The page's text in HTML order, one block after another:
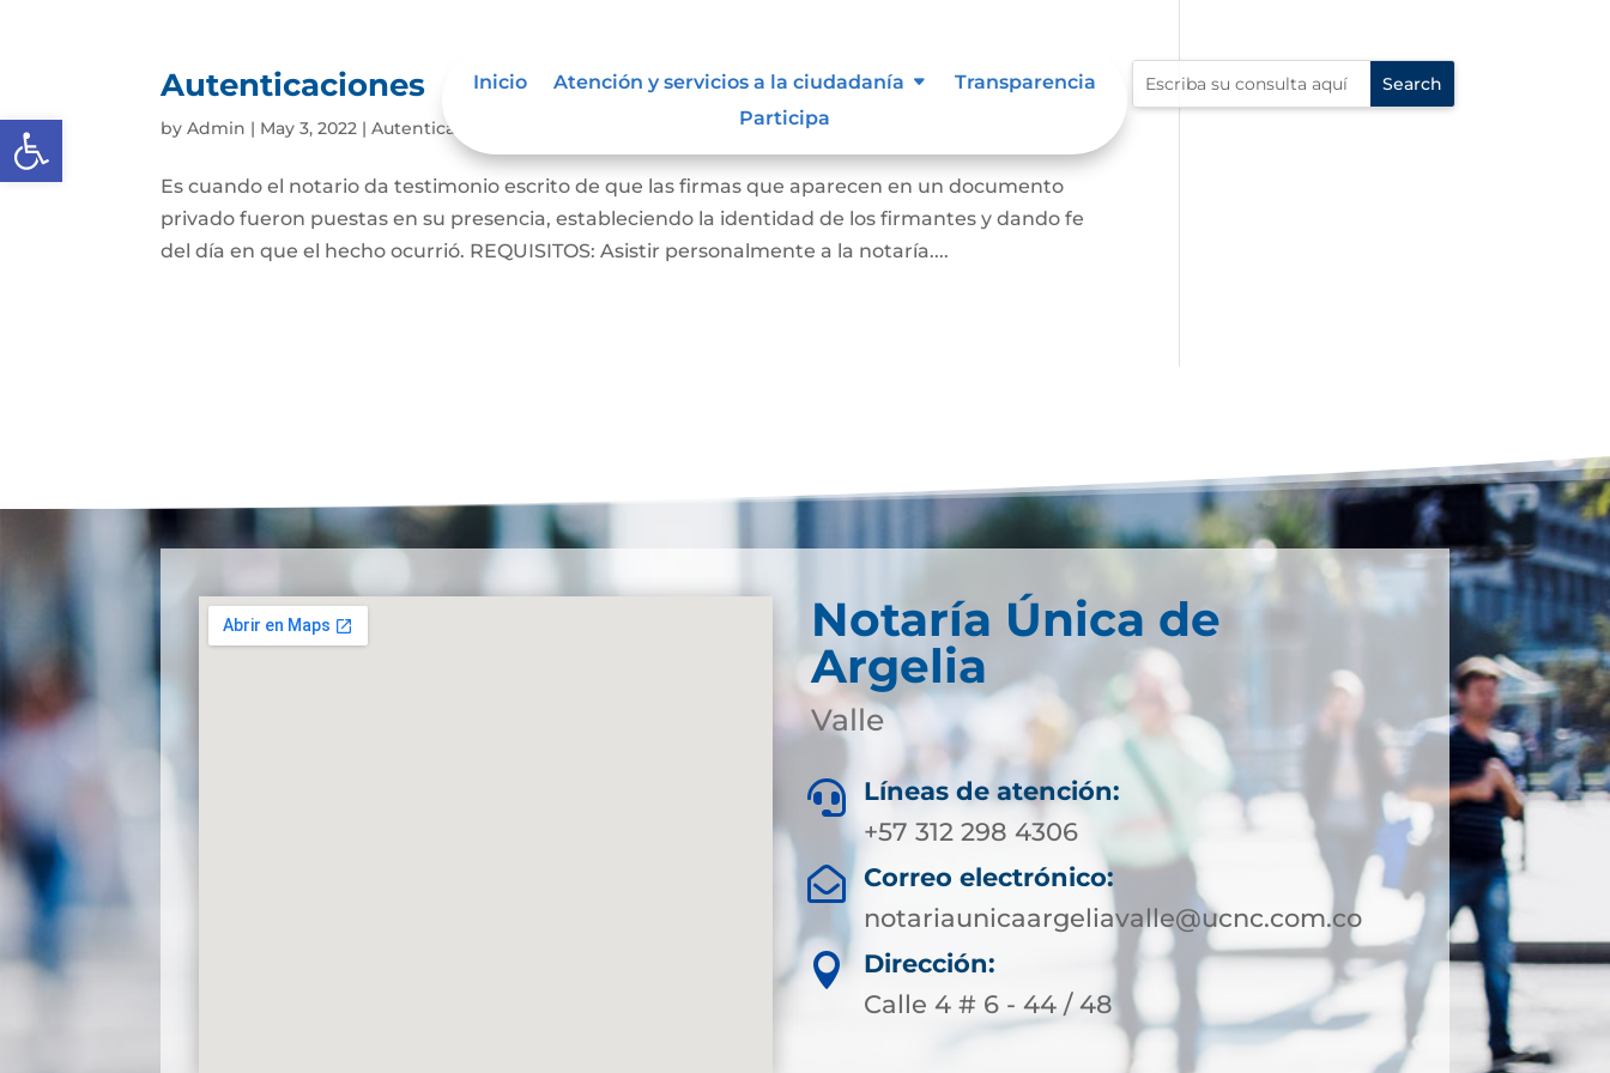
Abrir barra de herramientas
Inicio Atención y servicios a la ciudadanía
Transparencia
Participa
Autenticaciones
byAdmin | May 3, 2022 |Autenticaciones
Es cuando el notario da testimonio escrito de que las firmas que aparecen en un documento
privado fueron puestas en su presencia, estableciendo la identidad de los firmantes y dando fe
del día en que el hecho ocurrió. REQUISITOS: Asistir personalmente a la notaría....
Notaría Única de
Argelia
Valle

Líneas de atención:
+57 312 298 4306

Correo electrónico:
notariaunicaargeliavalle@ucnc.com.co

Dirección:
Calle 4 # 6 - 44 / 48